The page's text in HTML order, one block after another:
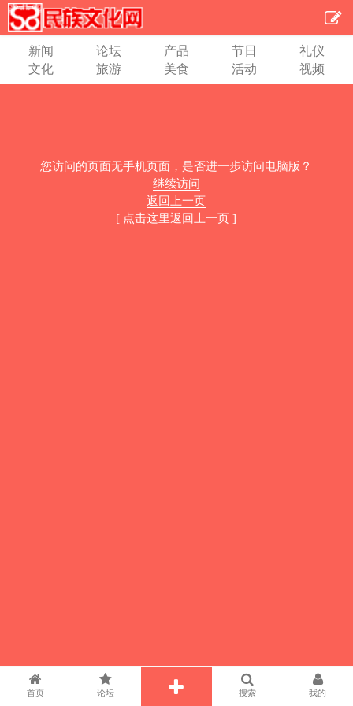
新闻 论坛 产品 节日
礼仪
文化
旅游 美食 活动 视频
您访问的页面无手机页面，是否进一步访问电脑版？
继续访问
返回上一页
[ 点击这里返回上一页 ]
首页 论坛 搜索 我的